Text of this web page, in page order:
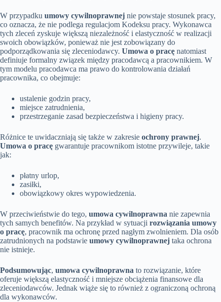
W przypadku umowy cywilnoprawnej nie powstaje stosunek pracy,
co oznacza, że nie podlega regulacjom Kodeksu pracy. Wykonawca
tych zleceń zyskuje większą niezależność i elastyczność w realizacji
swoich obowiązków, ponieważ nie jest zobowiązany do
podporządkowania się zleceniodawcy. Umowa o pracę natomiast
definiuje formalny związek między pracodawcą a pracownikiem. W
tym modelu pracodawca ma prawo do kontrolowania działań
pracownika, co obejmuje:
ustalenie godzin pracy,
miejsce zatrudnienia,
przestrzeganie zasad bezpieczeństwa i higieny pracy.
Różnice te uwidaczniają się także w zakresie ochrony prawnej.
Umowa o pracę gwarantuje pracownikom istotne przywileje, takie
jak:
płatny urlop,
zasiłki,
obowiązkowy okres wypowiedzenia.
W przeciwieństwie do tego, umowa cywilnoprawna nie zapewnia
tych samych benefitów. Na przykład w sytuacji rozwiązania umowy
o pracę, pracownik ma ochronę przed nagłym zwolnieniem. Dla osób
zatrudnionych na podstawie umowy cywilnoprawnej taka ochrona
nie istnieje.
Podsumowując, umowa cywilnoprawna to rozwiązanie, które
oferuje większą elastyczność i mniejsze obciążenia finansowe dla
zleceniodawców. Jednak wiąże się to również z ograniczoną ochroną
dla wykonawców.